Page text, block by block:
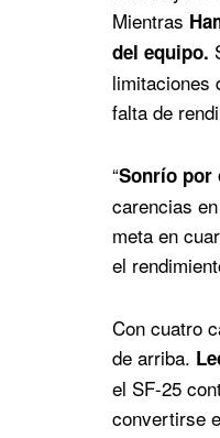
Mientras
del equipo.
limitaciones
falta de
“Sonrío por
carencias
meta en
el
Con cuatro
de arriba.
el SF-25
convertirse